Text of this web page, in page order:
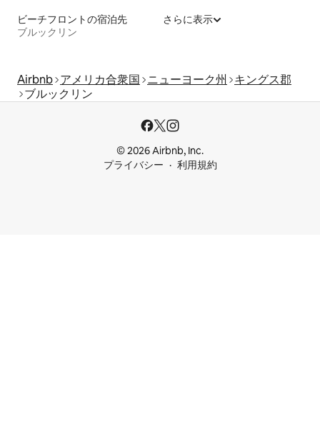
ビーチフロントの宿泊先
ブルックリン
さらに表示
Airbnb アメリカ合衆国 ニューヨーク州
キングス郡
ブルックリン
© 2026 Airbnb, Inc.
プライバシー
利用規約